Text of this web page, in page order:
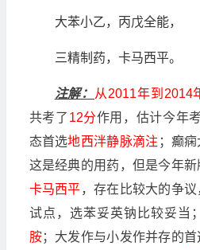
大苯小乙，丙戊全能，
三精制药，卡马西平。
注解： 从2011年到2014
共考了 12分作用，估计今年
态首选地西泮静脉滴注 ；癫
这是经典的用药，但是今年
卡马西平，存在比较大的争
试点，选苯妥英钠比较妥当
胺；大发作与小发作并存的